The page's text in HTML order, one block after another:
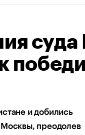
и добились
преодолев